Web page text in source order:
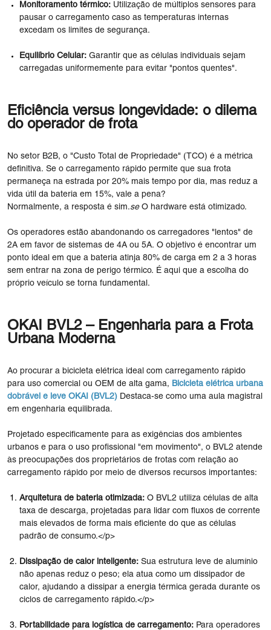
Monitoramento térmico: Utilização de múltiplos sensores para
pausar o carregamento caso as temperaturas internas
excedam os limites de segurança.
Equilíbrio Celular: Garantir que as células individuais sejam
carregadas uniformemente para evitar "pontos quentes".
Eficiência versus longevidade: o dilema
do operador de frota
No setor B2B, o "Custo Total de Propriedade" (TCO) é a métrica
definitiva. Se o carregamento rápido permite que sua frota
permaneça na estrada por 20% mais tempo por dia, mas reduz a
vida útil da bateria em 15%, vale a pena?
Normalmente, a resposta é sim.seO hardware está otimizado.
Os operadores estão abandonando os carregadores "lentos" de
2A em favor de sistemas de 4A ou 5A. O objetivo é encontrar um
ponto ideal em que a bateria atinja 80% de carga em 2 a 3 horas
sem entrar na zona de perigo térmico. É aqui que a escolha do
próprio veículo se torna fundamental.
OKAI BVL2 – Engenharia para a Frota
Urbana Moderna
Ao procurar a bicicleta elétrica ideal com carregamento rápido
para uso comercial ou OEM de alta gama,
Bicicleta elétrica urbana
dobrável e leve OKAI (BVL2) Destaca-se como uma aula magistral
em engenharia equilibrada.
Projetado especificamente para as exigências dos ambientes
urbanos e para o uso profissional "em movimento", o BVL2 atende
às preocupações dos proprietários de frotas com relação ao
carregamento rápido por meio de diversos recursos importantes:
Arquitetura de bateria otimizada: O BVL2 utiliza células de alta
taxa de descarga, projetadas para lidar com fluxos de corrente
mais elevados de forma mais eficiente do que as células
padrão de consumo.</p>
Dissipação de calor inteligente: Sua estrutura leve de alumínio
não apenas reduz o peso; ela atua como um dissipador de
calor, ajudando a dissipar a energia térmica gerada durante os
ciclos de carregamento rápido.</p>
Portabilidade para logística de carregamento: Para operadores